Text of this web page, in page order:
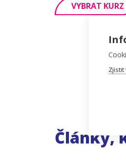
VYBRAT KURZ
Články,
Zjistit